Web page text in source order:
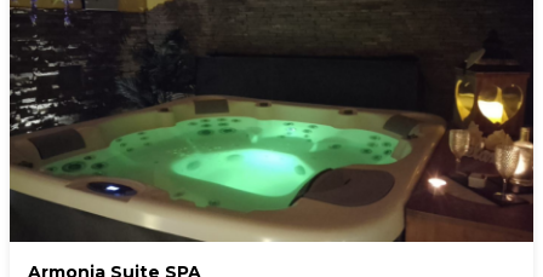
Armonia Suite SPA